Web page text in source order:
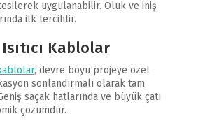
uygulanabilir. Oluk ve iniş
ilk tercihtir.
Kablolar
, devre boyu projeye özel
sonlandırmalı olarak tam
saçak hatlarında ve büyük çatı
çözümdür.